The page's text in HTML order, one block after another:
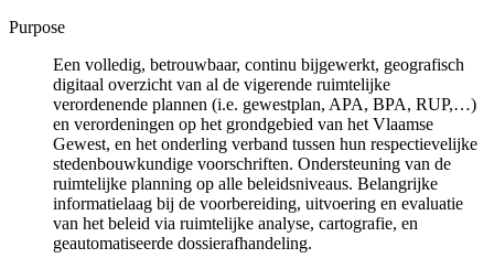
Purpose
Een volledig, betrouwbaar, continu bijgewerkt, geografisch
digitaal overzicht van al de vigerende ruimtelijke
verordenende plannen (i.e. gewestplan, APA, BPA, RUP,…)
en verordeningen op het grondgebied van het Vlaamse
Gewest, en het onderling verband tussen hun respectievelijke
stedenbouwkundige voorschriften. Ondersteuning van de
ruimtelijke planning op alle beleidsniveaus. Belangrijke
informatielaag bij de voorbereiding, uitvoering en evaluatie
van het beleid via ruimtelijke analyse, cartografie, en
geautomatiseerde dossierafhandeling.